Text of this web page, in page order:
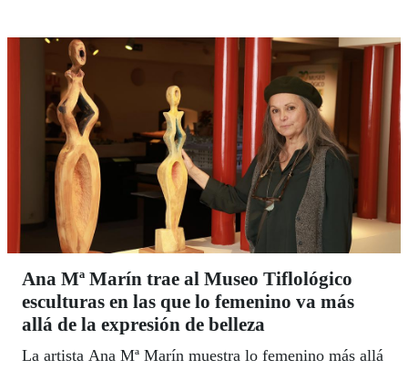
Ana Mª Marín trae al Museo Tiflológico
esculturas en las que lo femenino va más
allá de la expresión de belleza
La artista Ana Mª Marín muestra lo femenino más allá